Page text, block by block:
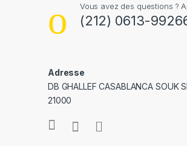
Vous avez des questions ?
(212) 0613-
Adresse
DB GHALLEF CASABLANCA SOUK
21000